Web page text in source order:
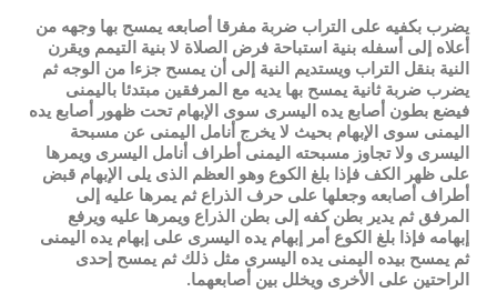
يضرب بكفيه على التراب ضربة مفرقا أصابعه يمسح بها وجهه من
أعلاه إلى أسفله بنية استباحة فرض الصلاة لا بنية التيمم ويقرن
النية بنقل التراب ويستديم النية إلى أن يمسح جزءا من الوجه ثم
يضرب ضربة ثانية يمسح بها يديه مع المرفقين مبتدئا باليمنى
فيضع بطون أصابع يده اليسرى سوى الإبهام تحت ظهور أصابع يده
اليمنى سوى الإبهام بحيث لا يخرج أنامل اليمنى عن مسبحة
اليسرى ولا تجاوز مسبحته اليمنى أطراف أنامل اليسرى ويمرها
على ظهر الكف فإذا بلغ الكوع وهو العظم الذى يلى الإبهام قبض
أطراف أصابعه وجعلها على حرف الذراع ثم يمرها عليه إلى
المرفق ثم يدير بطن كفه إلى بطن الذراع ويمرها عليه ويرفع
إبهامه فإذا بلغ الكوع أمر إبهام يده اليسرى على إبهام يده اليمنى
ثم يمسح بيده اليمنى يده اليسرى مثل ذلك ثم يمسح إحدى
الراحتين على الأخرى ويخلل بين أصابعهما.